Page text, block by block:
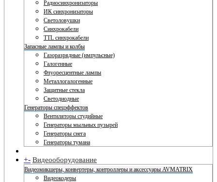
Радиосинхронизаторы
ИК синхронизаторы
Светоловушки
Синхрокабели
TTL синхрокабели
Запасные лампы и колбы
Газоразрядные (импульсные)
Галогенные
Флуоресцентные лампы
Металлогалогенные
Защитные стекла
Светодиодные
Генераторы спецэффектов
Вентиляторы студийные
Генераторы мыльных пузырей
Генераторы снега
Генераторы тумана
+- Видеооборудование
Видеомикшеры, конвертеры, контроллеры и аксессуары AVMATRIX
Видеокодеры